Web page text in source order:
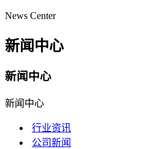
News Center
新闻中心
新闻中心
新闻中心
行业资讯
公司新闻